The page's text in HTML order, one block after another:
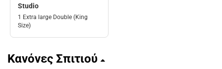
Studio
1 Extra large Double (King
Size)
Κανόνες Σπιτιού